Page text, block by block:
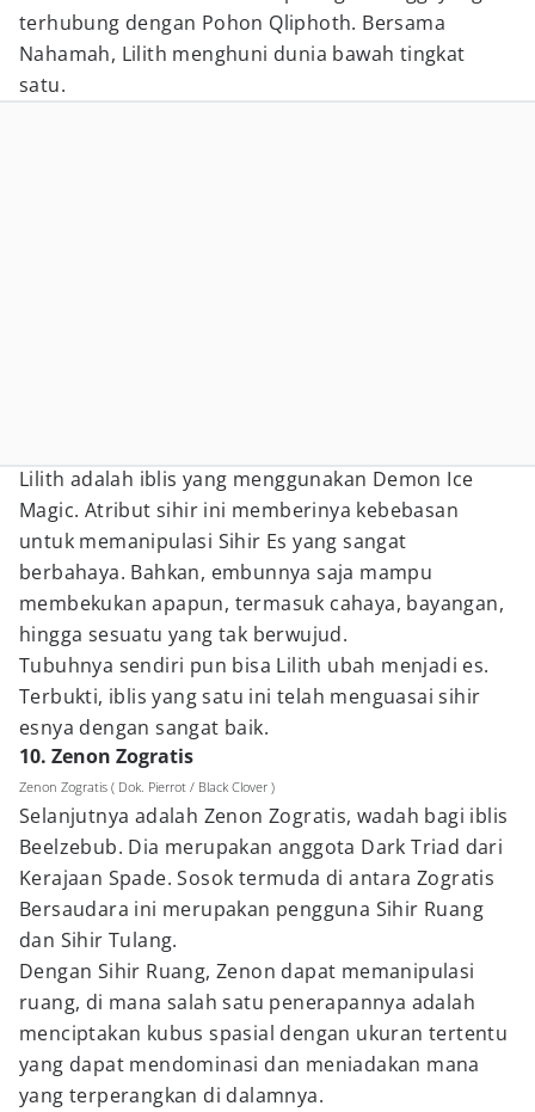
terhubung dengan Pohon Qliphoth. Bersama
Nahamah, Lilith menghuni dunia bawah tingkat
satu.
Lilith adalah iblis yang menggunakan Demon Ice
Magic. Atribut sihir ini memberinya kebebasan
untuk memanipulasi Sihir Es yang sangat
berbahaya. Bahkan, embunnya saja mampu
membekukan apapun, termasuk cahaya, bayangan,
hingga sesuatu yang tak berwujud.
Tubuhnya sendiri pun bisa Lilith ubah menjadi es.
Terbukti, iblis yang satu ini telah menguasai sihir
esnya dengan sangat baik.
10. Zenon Zogratis
Zenon Zogratis ( Dok. Pierrot / Black Clover )
Selanjutnya adalah Zenon Zogratis, wadah bagi iblis
Beelzebub. Dia merupakan anggota Dark Triad dari
Kerajaan Spade. Sosok termuda di antara Zogratis
Bersaudara ini merupakan pengguna Sihir Ruang
dan Sihir Tulang.
Dengan Sihir Ruang, Zenon dapat memanipulasi
ruang, di mana salah satu penerapannya adalah
menciptakan kubus spasial dengan ukuran tertentu
yang dapat mendominasi dan meniadakan mana
yang terperangkan di dalamnya.